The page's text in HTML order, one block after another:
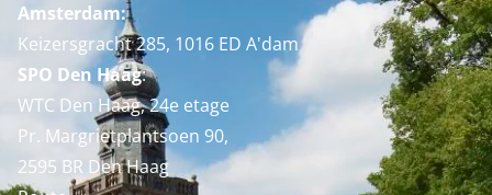
Amsterdam:
Keizersgracht 285, 1016 ED A'dam
SPO Den Haag:
WTC Den Haag, 24e etage
Pr. Margrietplantsoen 90,
2595 BR Den Haag